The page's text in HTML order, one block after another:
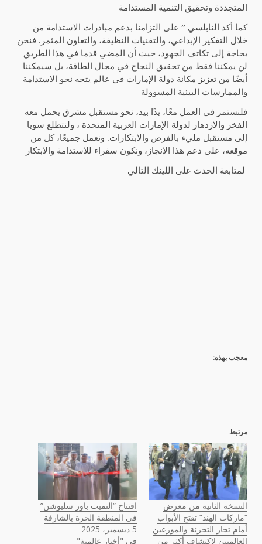
المتجددة وتحقيق التنمية المستدامة
كما أكد النابلسي ” على التزامنا بدعم مبادرات الاستدامة من
خلال التفكير الإبداعي، والتقنيات النظيفة، والتعاون المثمر. فنحن
بحاجة إلى تكاتف الجهود، حيث أن المضي قدما في هذا الطريق
لن يمكننا فقط من تحقيق النجاح في مجال الطاقة، بل سيمكننا
أيضًا من تعزيز مكانة دولة الإمارات في عالم يتجه نحو الاستدامة
والممارسات البيئية المسؤولة
فلنستمر في العمل معًا، يدًا بيد، نحو مستقبل مشرق يحمل معه
الفخر والازدهار لدولة الإمارات العربية المتحدة ، ولنتطلع سويا
إلى مستقبل مليء بالفرص والابتكارات. ونعمل جميعًا، كل من
موقعه، على دعم هذا الإنجاز، ونكون سفراء للاستدامة والابتكار
لمتابعة الحدث على اللينك التالي
معجب بهذه:
مرتبط
النسخة الثانية من معرض
“ماركات الهند” تفتح الأبواب
أمام تجار التجزئة والموزعين
العالميين لاكتشاف أكثر من
افتتاح “التميت باور سليوشن”
في المنطقة الحرة بالشارقة
5 ديسمبر، 2025
في "أخبار عالمية"